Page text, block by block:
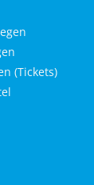
(Tickets)